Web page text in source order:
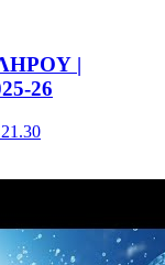
|
26